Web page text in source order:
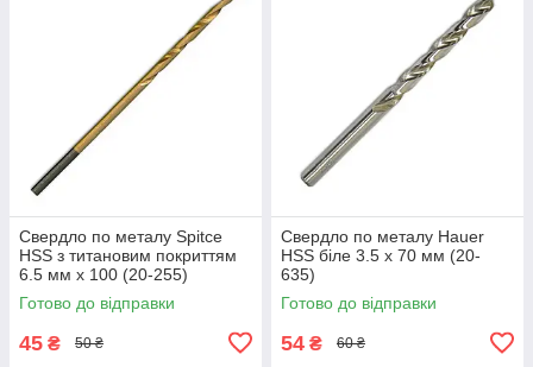
Свердло по металу Spitce
НЅЅ з титановим покриттям
6.5 мм х 100 (20-255)
Готово до відправки
45 ₴ 50 ₴
Свердло по металу Hauer
HSS біле 3.5 х 70 мм (20-
635)
Готово до відправки
54 ₴ 60 ₴